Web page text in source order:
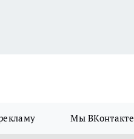
Мы ВКонтакте